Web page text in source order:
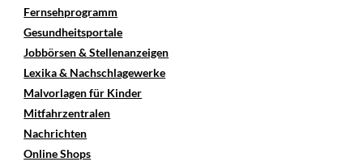
Fernsehprogramm
Gesundheitsportale
Jobbörsen & Stellenanzeigen
Lexika & Nachschlagewerke
Malvorlagen für Kinder
Mitfahrzentralen
Nachrichten
Online Shops